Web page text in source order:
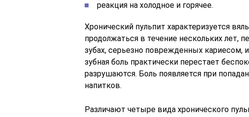
реакция на холодное и горячее.
Хронический пульпит характеризуется
продолжаться в течение нескольких лет,
зубах, серьезно поврежденных кариесом,
зубная боль практически перестает
разрушаются. Боль появляется при
напитков.
Различают четыре вида хронического